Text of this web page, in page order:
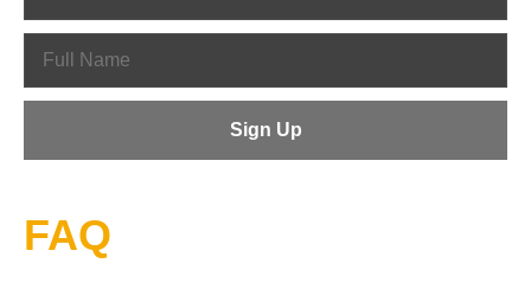
FAQ